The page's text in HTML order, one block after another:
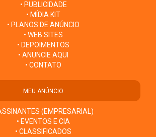
• PUBLICIDADE
• MÍDIA KIT
• PLANOS DE ANÚNCIO
• WEB SITES
• DEPOIMENTOS
• ANUNCIE AQUI
• CONTATO
MEU ANÚNCIO
(EMPRESARIAL)
• EVENTOS E CIA
• CLASSIFICADOS